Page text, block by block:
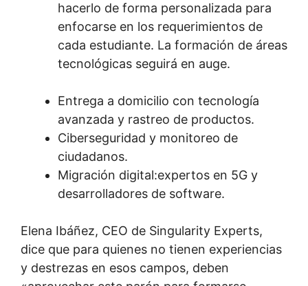
hacerlo de forma personalizada para
enfocarse en los requerimientos de
cada estudiante. La formación de áreas
tecnológicas seguirá en auge.
Entrega a domicilio con tecnología
avanzada y rastreo de productos.
Ciberseguridad y monitoreo de
ciudadanos.
Migración digital:expertos en 5G y
desarrolladores de software.
Elena Ibáñez, CEO de Singularity Experts,
dice que para quienes no tienen experiencias
y destrezas en esos campos, deben